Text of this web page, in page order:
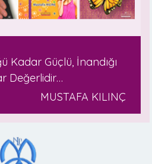
Kadar Güçlü, İnandığı
Değerlidir…
MUSTAFA KILINÇ